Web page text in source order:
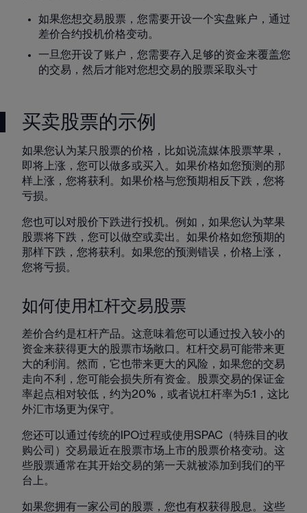
如果您想交易股票，您需要开设一个实盘账户，通过
差价合约投机价格变动。
一旦您开设了账户，您需要存入足够的资金来覆盖您
的交易，然后才能对您想交易的股票采取头寸
买卖股票的示例
如果您认为某只股票的价格，比如说流媒体股票苹果，
即将上涨，您可以做多或买入。如果价格如您预测的那
样上涨，您将获利。如果价格与您预期相反下跌，您将
亏损。
您也可以对股价下跌进行投机。例如，如果您认为苹果
股票将下跌，您可以做空或卖出。如果价格如您预期的
那样下跌，您将获利。如果您的预测错误，价格上涨，
您将亏损。
如何使用杠杆交易股票
差价合约是杠杆产品。这意味着您可以通过投入较小的
资金来获得更大的股票市场敞口。杠杆交易可能带来更
大的利润。然而，它也带来更大的风险，如果您的交易
走向不利，您可能会损失所有资金。股票交易的保证金
率起点相对较低，约为20%，或者说杠杆率为5:1，这比
外汇市场更为保守。
您还可以通过传统的IPO过程或使用SPAC（特殊目的收
购公司）交易最近在股票市场上市的股票价格变动。这
些股票通常在其开始交易的第一天就被添加到我们的平
台上。
如果您拥有一家公司的股票，您也有权获得股息。这些